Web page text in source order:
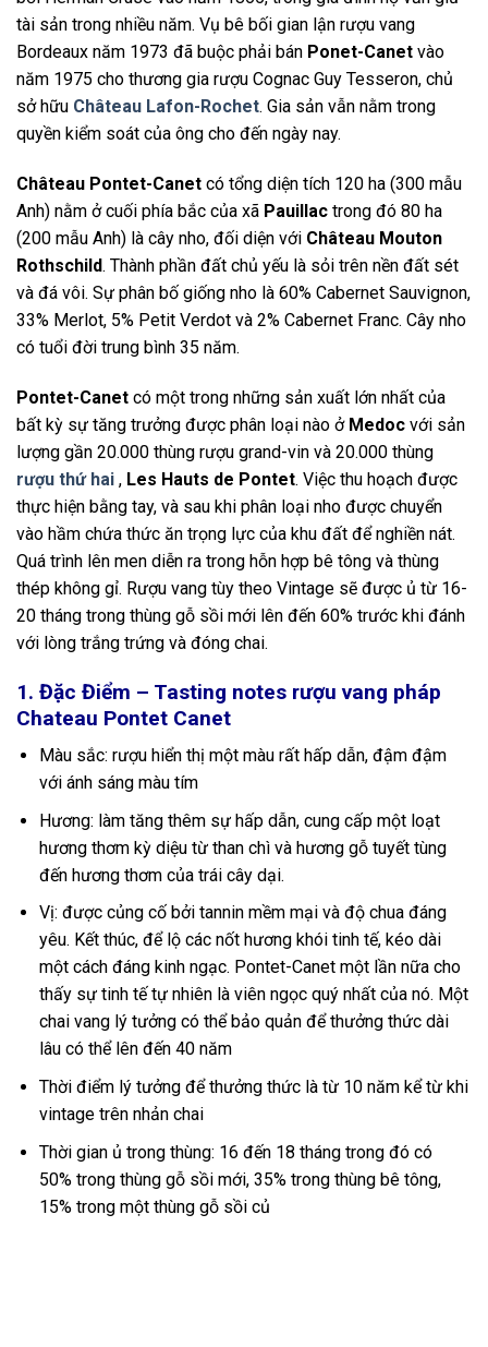
tài sản trong nhiều năm. Vụ bê bối gian lận rượu vang
Bordeaux năm 1973 đã buộc phải bán Ponet-Canet vào
năm 1975 cho thương gia rượu Cognac Guy Tesseron, chủ
sở hữu Château Lafon-Rochet. Gia sản vẫn nằm trong
quyền kiểm soát của ông cho đến ngày nay.
Château Pontet-Canet có tổng diện tích 120 ha (300 mẫu
Anh) nằm ở cuối phía bắc của xã Pauillac trong đó 80 ha
(200 mẫu Anh) là cây nho, đối diện với Château Mouton
Rothschild. Thành phần đất chủ yếu là sỏi trên nền đất sét
và đá vôi. Sự phân bố giống nho là 60% Cabernet Sauvignon,
33% Merlot, 5% Petit Verdot và 2% Cabernet Franc. Cây nho
có tuổi đời trung bình 35 năm.
Pontet-Canet có một trong những sản xuất lớn nhất của
bất kỳ sự tăng trưởng được phân loại nào ở Medoc với sản
lượng gần 20.000 thùng rượu grand-vin và 20.000 thùng
rượu thứ hai , Les Hauts de Pontet. Việc thu hoạch được
thực hiện bằng tay, và sau khi phân loại nho được chuyển
vào hầm chứa thức ăn trọng lực của khu đất để nghiền nát.
Quá trình lên men diễn ra trong hỗn hợp bê tông và thùng
thép không gỉ. Rượu vang tùy theo Vintage sẽ được ủ từ 16-
20 tháng trong thùng gỗ sồi mới lên đến 60% trước khi đánh
với lòng trắng trứng và đóng chai.
1. Đặc Điểm – Tasting notes rượu vang pháp
Chateau Pontet Canet
Màu sắc: rượu hiển thị một màu rất hấp dẫn, đậm đậm
với ánh sáng màu tím
Hương: làm tăng thêm sự hấp dẫn, cung cấp một loạt
hương thơm kỳ diệu từ than chì và hương gỗ tuyết tùng
đến hương thơm của trái cây dại.
Vị: được củng cố bởi tannin mềm mại và độ chua đáng
yêu. Kết thúc, để lộ các nốt hương khói tinh tế, kéo dài
một cách đáng kinh ngạc. Pontet-Canet một lần nữa cho
thấy sự tinh tế tự nhiên là viên ngọc quý nhất của nó. Một
chai vang lý tưởng có thể bảo quản để thưởng thức dài
lâu có thể lên đến 40 năm
Thời điểm lý tưởng để thưởng thức là từ 10 năm kể từ khi
vintage trên nhản chai
Thời gian ủ trong thùng: 16 đến 18 tháng trong đó có
50% trong thùng gỗ sồi mới, 35% trong thùng bê tông,
15% trong một thùng gỗ sồi củ